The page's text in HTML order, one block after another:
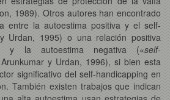
1989). Otros autores han encontrado
entre la autoestima positiva y el self-
Urdan, 1995) o una relación positiva
y la autoestima negativa («self-
y Urdan, 1996), si bien esta
significativo del self-handicapping en
También existen trabajos que indican